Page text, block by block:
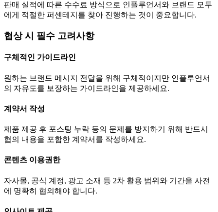
판매 실적에 따른 수수료 방식으로 인플루언서와 브랜드 모두
에게 적절한 퍼센테지를 찾아 진행하는 것이 중요합니다.
협상 시 필수 고려사항
구체적인 가이드라인
원하는 브랜드 메시지 전달을 위해 구체적이지만 인플루언서
의 자유도를 보장하는 가이드라인을 제공하세요.
계약서 작성
제품 제공 후 포스팅 누락 등의 문제를 방지하기 위해 반드시
협의 내용을 포함한 계약서를 작성하세요.
콘텐츠 이용권한
자사몰, 공식 계정, 광고 소재 등 2차 활용 범위와 기간을 사전
에 명확히 협의해야 합니다.